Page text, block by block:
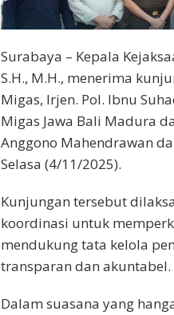
Surabaya – Kepala
S.H., M.H., menerima
Migas, Irjen. Pol. Ibnu
Migas Jawa Bali Madura
Anggono Mahendrawan
Selasa (4/11/2025).
Kunjungan tersebut
koordinasi untuk
mendukung tata kelola
transparan dan akuntabel.
Dalam suasana yang